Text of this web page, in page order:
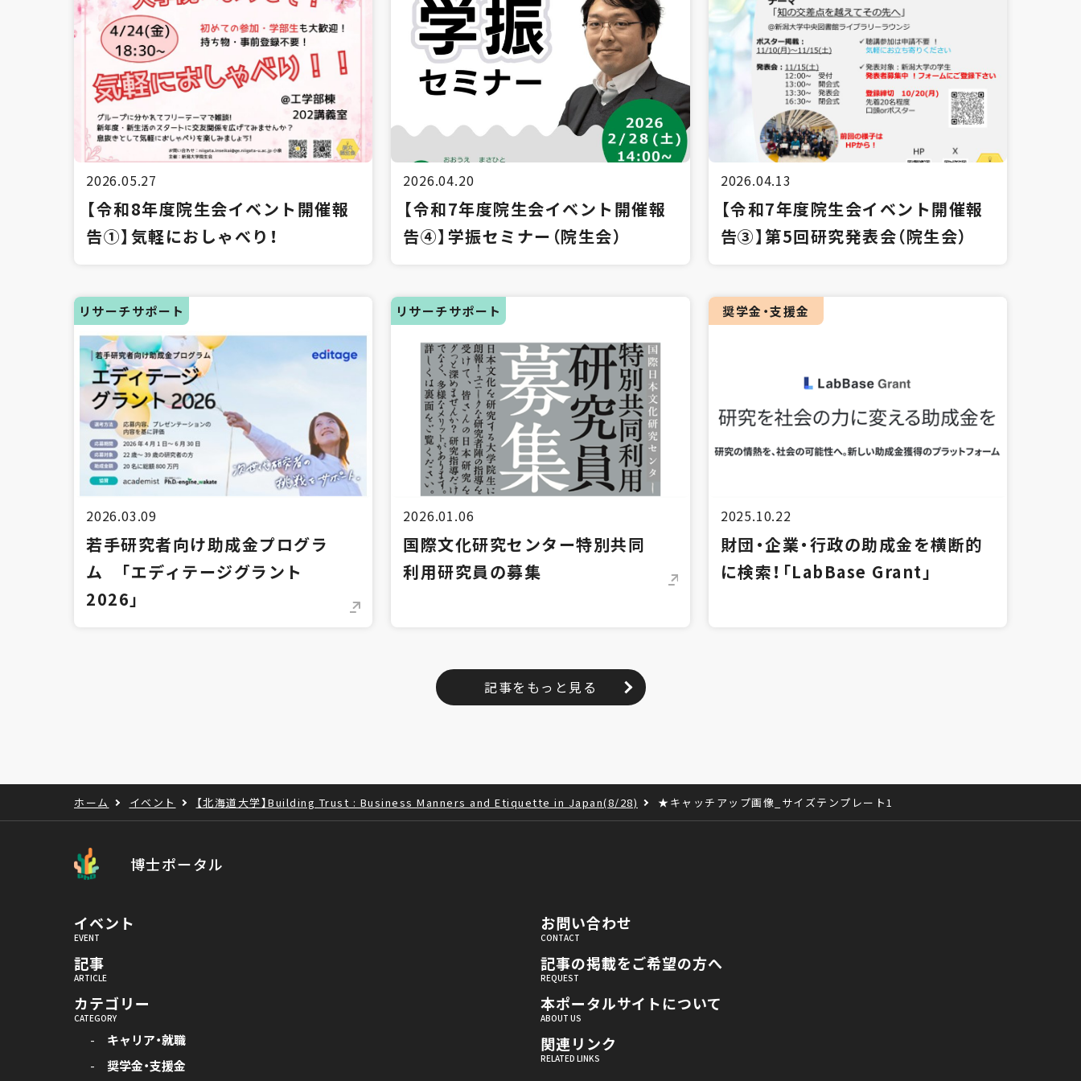
2026.05.27
【令和8年度院生会イベント開催報
告①】気軽におしゃべり！
2026.04.20
【令和7年度院生会イベント開催報
告④】学振セミナー（院生会）
2026.04.13
【令和7年度院生会イベント開催報
告③】第5回研究発表会（院生会）
リサーチサポート
2026.03.09
若手研究者向け助成金プログラ
ム 「エディテージグラント
2026」
リサーチサポート
2026.01.06
国際文化研究センター特別共同
利用研究員の募集
奨学金・支援金
2025.10.22
財団・企業・行政の助成金を横断的
に検索！「LabBase Grant」
記事をもっと見る
ホーム イベント 【北海道大学】Building Trust : Business Manners and Etiquette in Japan(8/28) ★キャッチアップ画像_サイズテンプレート1
博士ポータル
イベント
記事
カテゴリー
キャリア・就職
奨学金・支援金
お問い合わせ
記事の掲載をご希望の方へ
本ポータルサイトについて
関連リンク